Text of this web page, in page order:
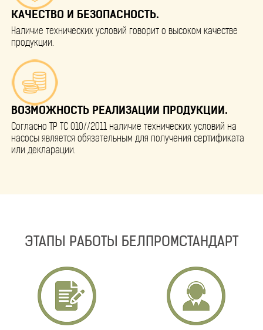
КАЧЕСТВО И БЕЗОПАСНОСТЬ.
Наличие технических условий говорит о высоком качестве
продукции.
ВОЗМОЖНОСТЬ РЕАЛИЗАЦИИ ПРОДУКЦИИ.
Согласно ТР ТС 010//2011 наличие технических условий на
насосы является обязательным для получения сертификата
или декларации.
ЭТАПЫ РАБОТЫ БЕЛПРОМСТАНДАРТ